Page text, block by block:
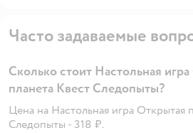
Часто задаваемые
Сколько стоит Настольная
планета Квест Следопыты?
Цена на Настольная игра Открытая
Следопыты - 318 ₽.